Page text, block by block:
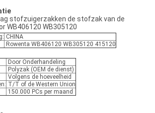
stofzuigerzakken de stofzak van de
WB406120 WB305120
CHINA
Rowenta WB406120 WB305120 415120
Door Onderhandeling
Polyzak (OEM de dienst)
Volgens de hoeveelheid
T/T of de Western Union
150.000 PCs per maand